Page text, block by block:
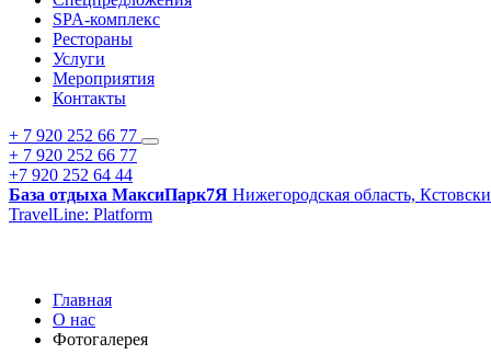
SPA-комплекс
Рестораны
Услуги
Мероприятия
Контакты
+ 7 920 252 66 77
+ 7 920 252 66 77
+7 920 252 64 44
База отдыха МаксиПарк7Я Нижегородская область,
TravelLine: Platform
Главная
О нас
Фотогалерея